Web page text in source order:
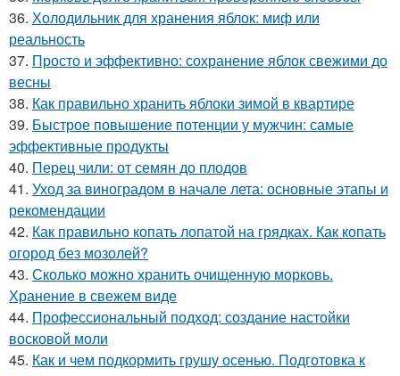
36. Холодильник для хранения яблок: миф или
реальность
37. Просто и эффективно: сохранение яблок свежими до
весны
38. Как правильно хранить яблоки зимой в квартире
39. Быстрое повышение потенции у мужчин: самые
эффективные продукты
40. Перец чили: от семян до плодов
41. Уход за виноградом в начале лета: основные этапы и
рекомендации
42. Как правильно копать лопатой на грядках. Как копать
огород без мозолей?
43. Сколько можно хранить очищенную морковь.
Хранение в свежем виде
44. Профессиональный подход: создание настойки
восковой моли
45. Как и чем подкормить грушу осенью. Подготовка к